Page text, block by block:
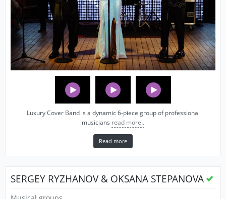
Luxury Cover Band is a dynamic 6-piece group of professional
musicians read more..
Read more
SERGEY RYZHANOV & OKSANA STEPANOVA